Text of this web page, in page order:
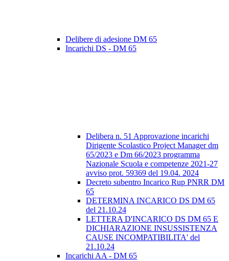
Delibere di adesione DM 65
Incarichi DS - DM 65
Delibera n. 51 Approvazione incarichi
Dirigente Scolastico Project Manager dm
65/2023 e Dm 66/2023 programma
Nazionale Scuola e competenze 2021-27
avviso prot. 59369 del 19.04. 2024
Decreto subentro Incarico Rup PNRR DM
65
DETERMINA INCARICO DS DM 65
del 21.10.24
LETTERA D'INCARICO DS DM 65 E
DICHIARAZIONE INSUSSISTENZA
CAUSE INCOMPATIBILITA' del
21.10.24
Incarichi AA - DM 65